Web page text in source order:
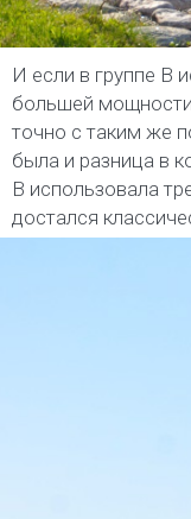
И если в группе В
большей мощности
точно с таким же
была и разница в
В использовала
достался